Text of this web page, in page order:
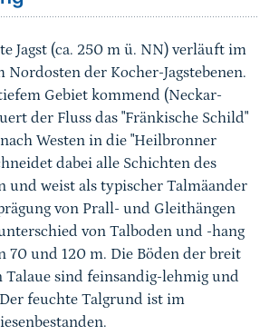
Jagst (ca. 250 m ü. NN) verläuft im
Nordosten der Kocher-Jagstebenen.
Gebiet kommend (Neckar-
der Fluss das "Fränkische Schild"
Westen in die "Heilbronner
dabei alle Schichten des
und weist als typischer Talmäander
von Prall- und Gleithängen
von Talboden und -hang
70 und 120 m. Die Böden der breit
Talaue sind feinsandig-lehmig und
feuchte Talgrund ist im